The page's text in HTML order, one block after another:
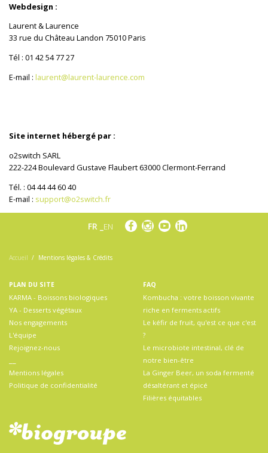
Webdesign :
Laurent & Laurence
33 rue du Château Landon 75010 Paris
Tél : 01 42 54 77 27
E-mail : laurent@laurent-laurence.com
Site internet hébergé par :
o2switch SARL
222-224 Boulevard Gustave Flaubert 63000 Clermont-Ferrand
Tél. : 04 44 44 60 40
E-mail : support@o2switch.fr
FR EN
Accueil Mentions légales & Crédits
PLAN DU SITE
KARMA - Boissons biologiques
YA - Desserts végétaux
Nos engagements
L'équipe
Rejoignez-nous
Mentions légales
Politique de confidentialité
FAQ
Kombucha : votre boisson vivante
riche en ferments actifs
Le kéfir de fruit, qu'est ce que c'est
?
Le microbiote intestinal, clé de
notre bien-être
La Ginger Beer, un soda fermenté
désaltérant et épicé
Filières équitables